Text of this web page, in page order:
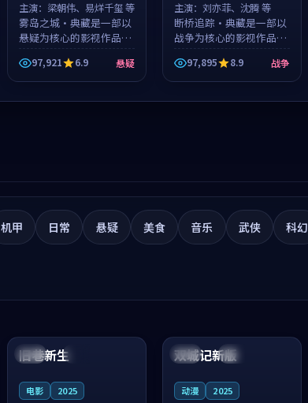
主演： 梁朝伟、易烊千玺 等
雾岛之城·典藏是一部以
悬疑为核心的影视作品，
围绕危机、反转与人物成
长展开，整体节奏紧凑，
值得推荐观看。
97,921 6.9 悬疑
主演： 刘亦菲、沈腾 等
断桥追踪·典藏是一部以
战争为核心的影视作品，
围绕危机、反转与人物成
长展开，整体节奏紧凑，
值得推荐观看。
97,895 8.9 战争
机甲 日常 悬疑 美食 音乐 武侠 科幻
英国
旧巷新生
电影 2025
中国 独播
双城记新版
动漫 2025